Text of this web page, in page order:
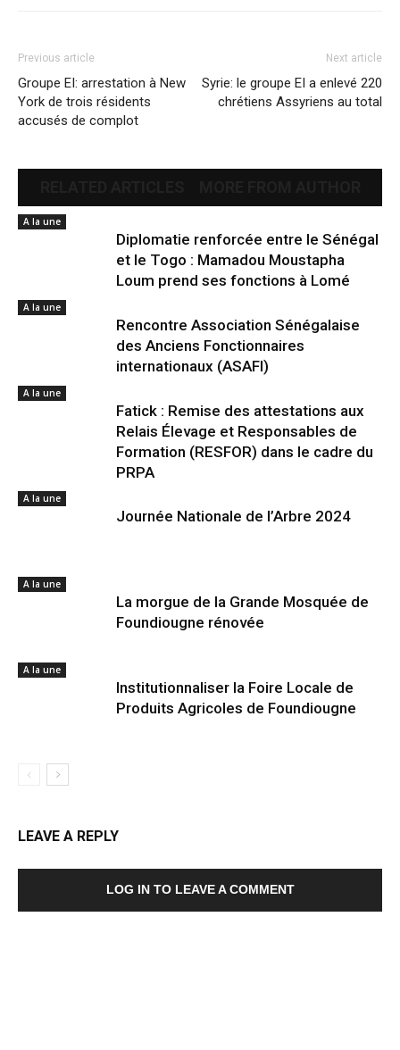
Previous article
Groupe EI: arrestation à New
York de trois résidents
accusés de complot
Next article
Syrie: le groupe EI a enlevé 220
chrétiens Assyriens au total
A la une
Diplomatie renforcée entre le Sénégal
et le Togo : Mamadou Moustapha
Loum prend ses fonctions à Lomé
A la une
Rencontre Association Sénégalaise
des Anciens Fonctionnaires
internationaux (ASAFI)
A la une
Fatick : Remise des attestations aux
Relais Élevage et Responsables de
Formation (RESFOR) dans le cadre du
PRPA
A la une
Journée Nationale de l’Arbre 2024
A la une
La morgue de la Grande Mosquée de
Foundiougne rénovée
A la une
Institutionnaliser la Foire Locale de
Produits Agricoles de Foundiougne
LEAVE A REPLY
LOG IN TO LEAVE A COMMENT